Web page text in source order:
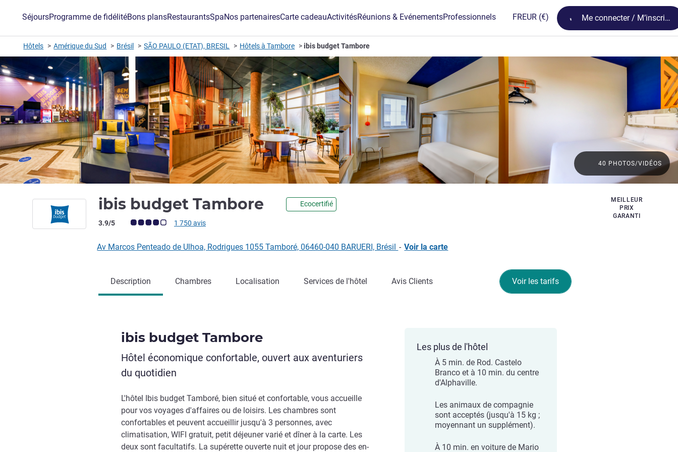
SéjoursProgramme de fidélitéBons plansRestaurantsSpaNos partenairesCarte cadeauActivitésRéunions & EvénementsProfessionnels FREUR (€) Loading...
Me connecter / M’inscrire
Hôtels Amérique du Sud Brésil SÃO PAULO (ETAT), BRESIL Hôtels à Tambore ibis budget Tambore
ibis budget Tambore 2 étoiles
Ecocertifié
Note Avis clients (Note ALL)
3.9/5 1 750 avis
MEILLEUR
PRIX
GARANTI
40 PHOTOS/VIDÉOS
Av Marcos Penteado de Ulhoa, Rodrigues 1055 Tamboré, 06460-040 BARUERI, Brésil - Voir la carte
Voir les tarifs
Description Chambres Localisation Services de l'hôtel Avis Clients
ibis budget Tambore
Hôtel économique confortable, ouvert aux aventuriers
du quotidien
L'hôtel Ibis budget Tamboré, bien situé et confortable, vous accueille
pour vos voyages d'affaires ou de loisirs. Les chambres sont
confortables et peuvent accueillir jusqu'à 3 personnes, avec
climatisation, WIFI gratuit, petit déjeuner varié et dîner à la carte. Les
deux sont facultatifs. La supérette ouverte nuit et jour propose des en-
Les plus de l'hôtel
À 5 min. de Rod. Castelo
Branco et à 10 min. du centre
d'Alphaville.
Les animaux de compagnie
sont acceptés (jusqu'à 15 kg ;
moyennant un supplément).
À 10 min. en voiture de Mario